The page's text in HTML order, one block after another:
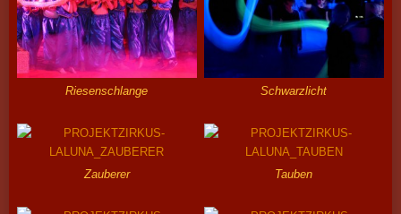
Riesenschlange Schwarzlicht
Zauberer Tauben